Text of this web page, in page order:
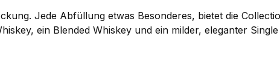
Jede Abfüllung etwas Besonderes, bietet die
ein Blended Whiskey und ein milder, eleganter